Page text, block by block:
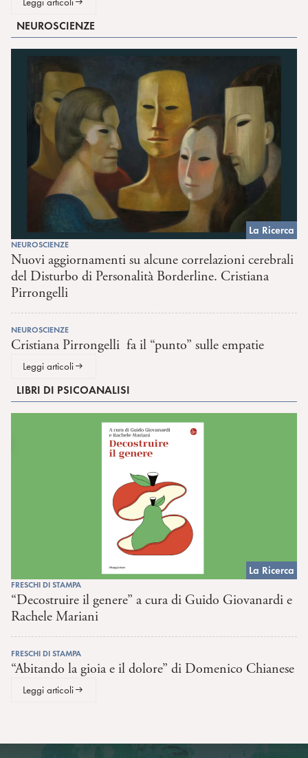
NEUROSCIENZE
La Ricerca
NEUROSCIENZE
Nuovi aggiornamenti su alcune correlazioni cerebrali
del Disturbo di Personalità Borderline. Cristiana
Pirrongelli
NEUROSCIENZE
Cristiana Pirrongelli fa il “punto” sulle empatie
Leggi articoli
LIBRI DI PSICOANALISI
La Ricerca
FRESCHI DI STAMPA
“Decostruire il genere” a cura di Guido Giovanardi e
Rachele Mariani
FRESCHI DI STAMPA
“Abitando la gioia e il dolore” di Domenico Chianese
Leggi articoli